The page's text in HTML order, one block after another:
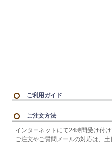
ご利用ガイド
ご注文方法
インターネットにて24時間受け付
ご注文やご質問メールの対応は、